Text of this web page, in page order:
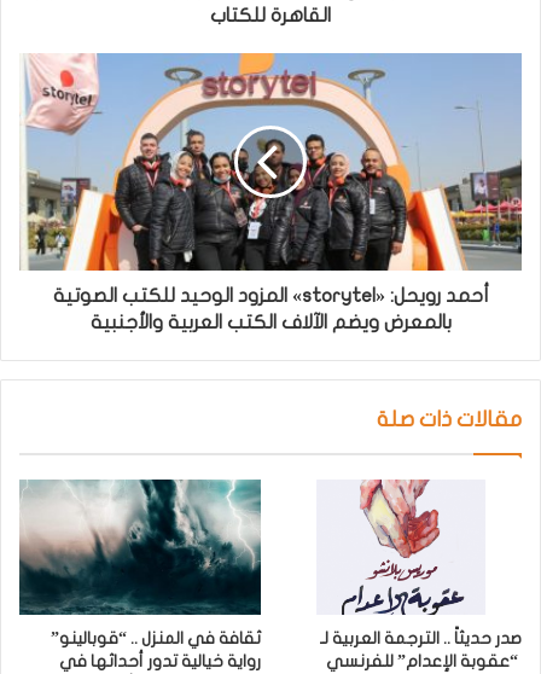
القاهرة للكتاب
أحمد رويحل: «storytel» المزود الوحيد للكتب الصوتية
بالمعرض ويضم الآلاف الكتب العربية والأجنبية
مقالات ذات صلة
صدر حديثاً .. الترجمة العربية لـ
“عقوبة الإعدام” للفرنسي
ثقافة في المنزل .. “قوبالينو”
رواية خيالية تدور أحداثها في